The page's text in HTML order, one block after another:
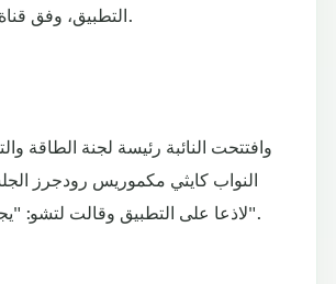
التطبيق، وفق قناة الحرة الأمريكية.
وافتتحت النائبة رئيسة لجنة الطاقة
النواب كايثي مكموريس رودجرز
لاذعا على التطبيق وقالت لتشو: "يجب حظر منصتك".